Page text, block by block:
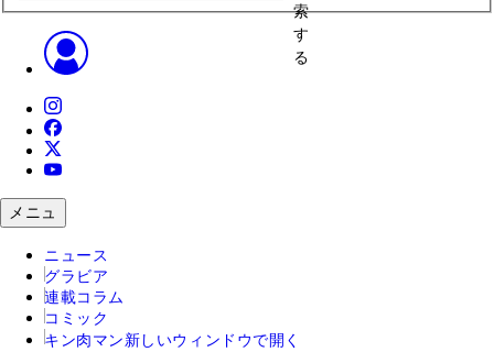
索
す
る
メニュ
ニュース
グラビア
連載コラム
コミック
キン肉マン 新しいウィンドウで開く